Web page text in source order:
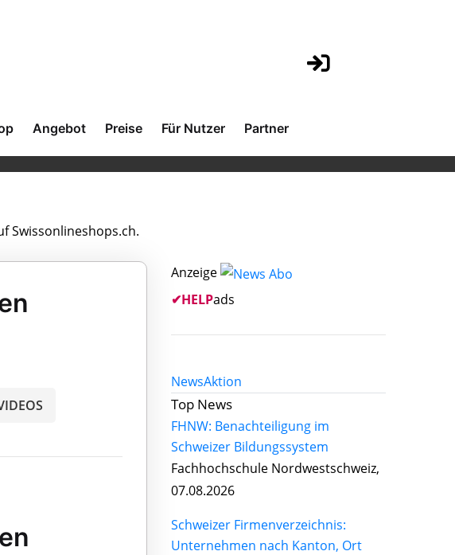
Angebot Preise Für Nutzer Partner
Swissonlineshops.ch.
Anzeige
✔HELPads
NewsAktion
Top News
FHNW: Benachteiligung im
Schweizer Bildungssystem
Fachhochschule Nordwestschweiz,
07.08.2026
Schweizer Firmenverzeichnis:
Unternehmen nach Kanton, Ort